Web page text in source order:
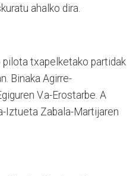
ahalko dira.
pilota txapelketako partidak
Binaka Agirre-
V.a-Erostarbe. A
Iztueta Zabala-Martijaren